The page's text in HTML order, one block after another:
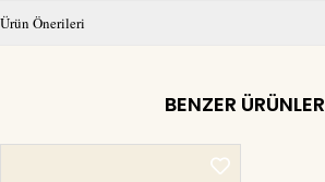
Ürün Önerileri
BENZER ÜRÜNLER